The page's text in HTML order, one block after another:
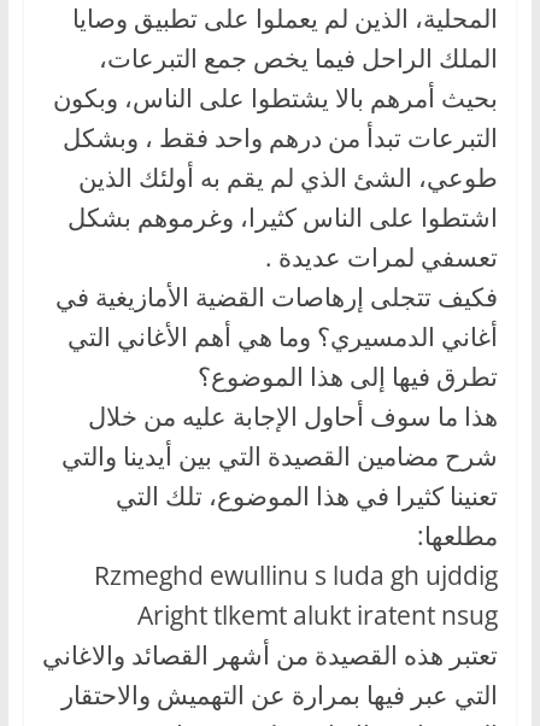
المحلية، الذين لم يعملوا على تطبيق وصايا
الملك الراحل فيما يخص جمع التبرعات،
بحيث أمرهم بالا يشتطوا على الناس، وبكون
التبرعات تبدأ من درهم واحد فقط ، وبشكل
طوعي، الشئ الذي لم يقم به أولئك الذين
اشتطوا على الناس كثيرا، وغرموهم بشكل
تعسفي لمرات عديدة .
فكيف تتجلى إرهاصات القضية الأمازيغية في
أغاني الدمسيري؟ وما هي أهم الأغاني التي
تطرق فيها إلى هذا الموضوع؟
هذا ما سوف أحاول الإجابة عليه من خلال
شرح مضامين القصيدة التي بين أيدينا والتي
تعنينا كثيرا في هذا الموضوع، تلك التي
مطلعها:
Rzmeghd ewullinu s luda gh ujddig
Aright tlkemt alukt iratent nsug
تعتبر هذه القصيدة من أشهر القصائد والاغاني
التي عبر فيها بمرارة عن التهميش والاحتقار